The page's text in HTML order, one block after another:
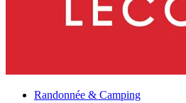
Randonnée & Camping